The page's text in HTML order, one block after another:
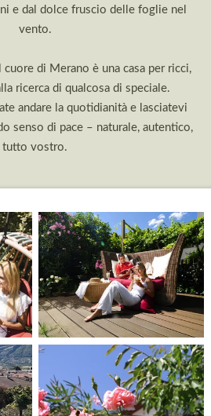
e dal dolce fruscio delle foglie nel
vento.
cuore di Merano è una casa per ricci,
ricerca di qualcosa di speciale.
andare la quotidianità e lasciatevi
senso di pace – naturale, autentico,
tutto vostro.